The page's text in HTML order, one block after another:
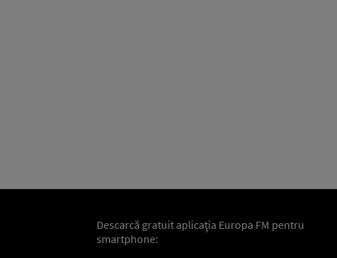
Descarcă gratuit aplicaţia Europa FM pentru
smartphone: